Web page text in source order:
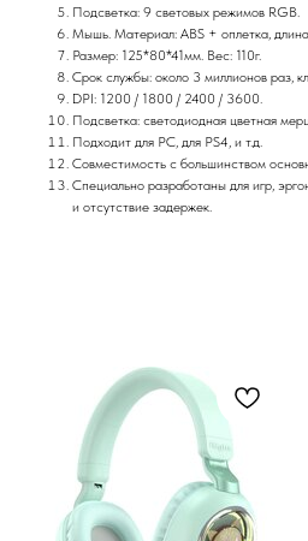
Подсветка: 9 световых режимов RGB.
Мышь. Материал: ABS + оплетка,
Размер: 125*80*41мм. Вес: 110г.
Срок службы: около 3 миллионов раз,
DPI: 1200 / 1800 / 2400 / 3600.
Подсветка: светодиодная цветная
Подходит для PC, для PS4, и т.д.
Совместимость с большинством
Специально разработаны для игр,
и отсутствие задержек.